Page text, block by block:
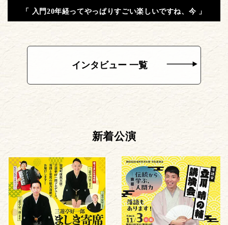
「 入門20年経ってやっぱりすごい楽しいですね、今 」
インタビュー 一覧
新着公演